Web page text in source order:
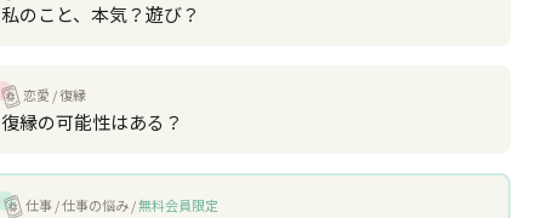
私のこと、本気？遊び？
恋愛 復縁
復縁の可能性はある？
仕事 仕事の悩み 無料会員限定